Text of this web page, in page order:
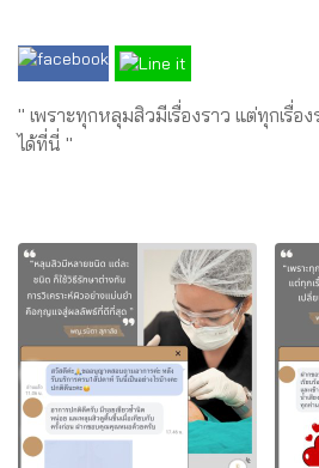
" เพราะทุกหลุมสิวมีเรื่องราว แต่ทุกเรื่อ
ได้ที่นี่ "